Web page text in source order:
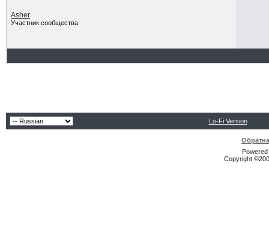
Asher
Участник сообщества
Lo-Fi Version
Copyright